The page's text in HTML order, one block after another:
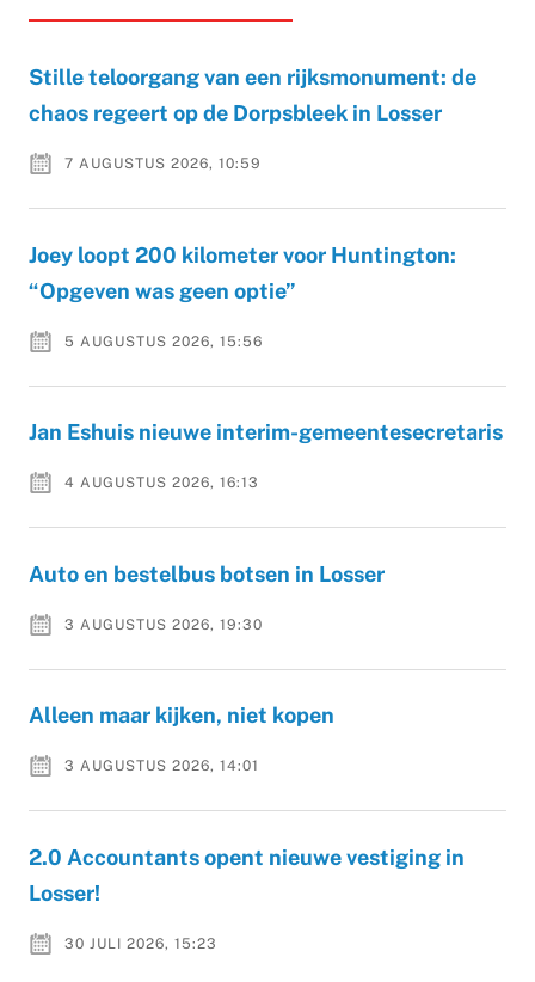
Stille teloorgang van een rijksmonument: de
chaos regeert op de Dorpsbleek in Losser
7 AUGUSTUS 2026, 10:59
Joey loopt 200 kilometer voor Huntington:
“Opgeven was geen optie”
5 AUGUSTUS 2026, 15:56
Jan Eshuis nieuwe interim-gemeentesecretaris
4 AUGUSTUS 2026, 16:13
Auto en bestelbus botsen in Losser
3 AUGUSTUS 2026, 19:30
Alleen maar kijken, niet kopen
3 AUGUSTUS 2026, 14:01
2.0 Accountants opent nieuwe vestiging in
Losser!
30 JULI 2026, 15:23